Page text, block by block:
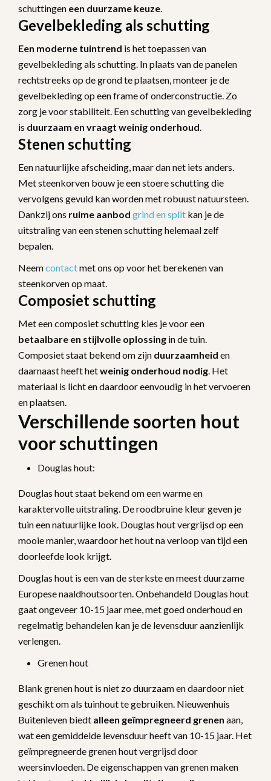
schuttingen een duurzame keuze
Gevelbekleding als schutting
Een moderne tuintrend is het toepassen van
gevelbekleding als schutting. In plaats van de panelen
rechtstreeks op de grond te plaatsen, monteer je de
gevelbekleding op een frame of onderconstructie. Zo
zorg je voor stabiliteit. Een schutting van gevelbekleding
is duurzaam en vraagt weinig onderhoud
Stenen schutting
Een natuurlijke afscheiding, maar dan net iets anders.
Met steenkorven bouw je een stoere schutting die
vervolgens gevuld kan worden met robuust natuursteen.
Dankzij ons ruime aanbod grind en split kan je de
uitstraling van een stenen schutting helemaal zelf
bepalen.
Neemcontactmet ons op voor het berekenen van
steenkorven op maat.
Composiet schutting
Met een composiet schutting kies je voor een
betaalbare en stijlvolle oplossing in de tuin.
Composiet staat bekend om zijn duurzaamheid en
daarnaast heeft hetweinig onderhoud nodig . Het
materiaal is licht en daardoor eenvoudig in het vervoeren
en plaatsen.
Verschillende soorten hout
voor schuttingen
Douglas hout:
Douglas hout staat bekend om een warme en
karaktervolle uitstraling. De roodbruine kleur geven je
tuin een natuurlijke look. Douglas hout vergrijsd op een
mooie manier, waardoor het hout na verloop van tijd een
doorleefde look krijgt.
Douglas hout is een van de sterkste en meest duurzame
Europese naaldhoutsoorten. Onbehandeld Douglas hout
gaat ongeveer 10-15 jaar mee, met goed onderhoud en
regelmatig behandelen kan je de levensduur aanzienlijk
verlengen.
Grenen hout
Blank grenen hout is niet zo duurzaam en daardoor niet
geschikt om als tuinhout te gebruiken. Nieuwenhuis
Buitenleven biedt alleen geïmpregneerd grenen aan,
wat een gemiddelde levensduur heeft van 10-15 jaar. Het
geïmpregneerde grenen hout vergrijsd door
weersinvloeden. De eigenschappen van grenen maken